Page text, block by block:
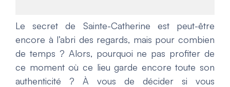
Le secret de Sainte-Catherine est peut-être
encore à l’abri des regards, mais pour combien
de temps ? Alors, pourquoi ne pas profiter de
ce moment où ce lieu garde encore toute son
authenticité ? À vous de décider si vous